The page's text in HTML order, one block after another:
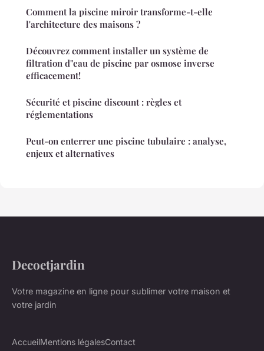
Comment la piscine miroir transforme-t-elle
l'architecture des maisons ?
Découvrez comment installer un système de
filtration d"eau de piscine par osmose inverse
efficacement!
Sécurité et piscine discount : règles et
réglementations
Peut-on enterrer une piscine tubulaire : analyse,
enjeux et alternatives
Decoetjardin
Votre magazine en ligne pour sublimer votre maison et
votre jardin
AccueilMentions légalesContact